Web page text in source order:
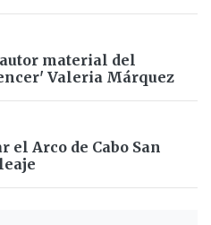
material del
Valeria Márquez
el Arco de Cabo San